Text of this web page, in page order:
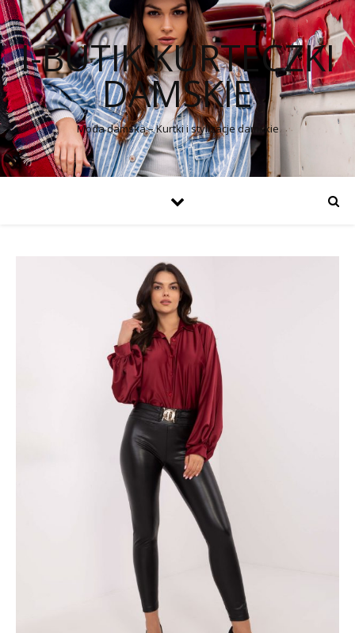
I-BUTIK KURTECZKI
DAMSKIE
Moda damska – Kurtki i stylizacje damskie